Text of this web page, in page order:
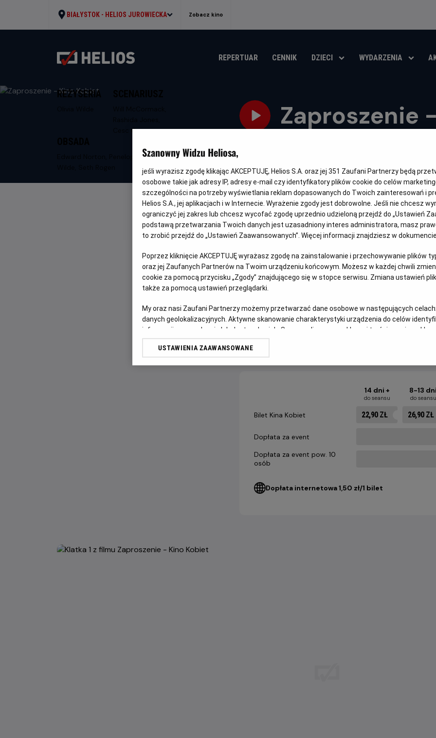
BIAŁYSTOK - HELIOS JUROWIECKA Zobacz kino
REPERTUAR CENNIK DZIECI WYDARZENIA
Zaproszenie
REŻYSERIA
Cesc Gay
Edward Norton, Penelope Cruz, Olivia
OPIS WYDARZENIA
Joe i Angela są małżeństwem z kilkunastoletnim stażem.
wzorcowy: zgodne, spokojne życie w porządnej dzielnicy,
pod powierzchnią kryją się wzajemne pretensje, drobne
pewnego wieczoru Joe i Angela zapraszają na kolację
przyjacielska rozmowa zaczyna zmieniać się w pełną
na jaw, a niewypowiedziane pragnienia ducha i ciała
Czy obie pary pójdą dziś spać we własnych łóżkach?
CENNIK
14 dni +
do seansu
8-13 dni
do seansu
Bilet Kina Kobiet
Dopłata za event
Dopłata za event pow. 10
osób
22,90 ZŁ 26,90 ZŁ
Dopłata internetowa 1,50 zł/1 bilet
Szanowny Widzu Heliosa,
jeśli wyrazisz zgodę klikając AKCEPTUJĘ, Helios S.A. oraz jej 351 Zaufani Partnerzy będą
osobowe takie jak adresy IP, adresy e-mail czy identyfikatory plików cookie do celów
szczególności na potrzeby wyświetlania reklam dopasowanych do Twoich zainteresowań i
Helios S.A., jej aplikacjach i w Internecie. Wyrażenie zgody jest dobrowolne. Jeśli nie chcesz
ograniczyć jej zakres lub chcesz wycofać zgodę uprzednio udzieloną przejdź do „Ustawień
podstawą przetwarzania Twoich danych jest uzasadniony interes administratora, masz
to zrobić przejdź do „Ustawień Zaawansowanych”. Więcej informacji znajdziesz w dokumencie
Poprzez kliknięcie AKCEPTUJĘ wyrażasz zgodę na zainstalowanie i przechowywanie plików
oraz jej Zaufanych Partnerów na Twoim urządzeniu końcowym. Możesz w każdej chwili
cookie za pomocą przycisku „Zgody” znajdującego się w stopce serwisu. Zmiana ustawień
także za pomocą ustawień przeglądarki.
My oraz nasi Zaufani Partnerzy możemy przetwarzać dane osobowe w następujących celach:
danych geolokalizacyjnych. Aktywne skanowanie charakterystyki urządzenia do celów
informacji na urządzeniu lub dostęp do nich. Spersonalizowane reklamy i treści, pomiar reklam
odbiorców i ulepszanie usług.
USTAWIENIA ZAAWANSOWANE